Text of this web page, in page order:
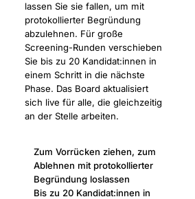
lassen Sie sie fallen, um mit
protokollierter Begründung
abzulehnen. Für große
Screening-Runden verschieben
Sie bis zu 20 Kandidat:innen in
einem Schritt in die nächste
Phase. Das Board aktualisiert
sich live für alle, die gleichzeitig
an der Stelle arbeiten.
Zum Vorrücken ziehen, zum
Ablehnen mit protokollierter
Begründung loslassen
Bis zu 20 Kandidat:innen in